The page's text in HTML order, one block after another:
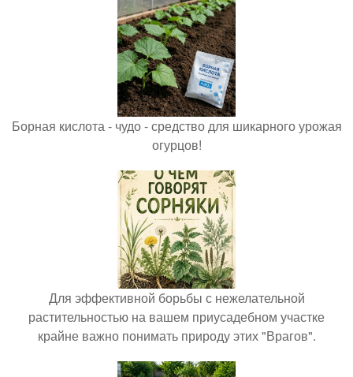
Борная кислота - чудо - средство для шикарного урожая
огурцов!
Для эффективной борьбы с нежелательной
растительностью на вашем приусадебном участке
крайне важно понимать природу этих "Врагов".